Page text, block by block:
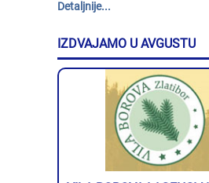
Detaljnije...
IZDVAJAMO U AVGUSTU